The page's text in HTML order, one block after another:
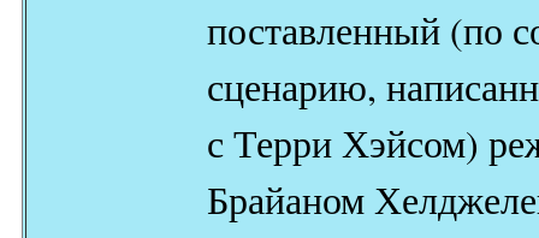
поставленный (по
сценарию,
с Терри Хэйсом)
Брайаном